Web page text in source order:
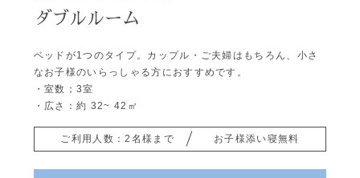
ダブルルーム
ベッドが1つのタイプ。カップル・ご夫婦はもちろん、小さ
なお子様のいらっしゃる方におすすめです。
・室数；3室
・広さ：約 32~ 42㎡
ご利用人数：2名様まで お子様添い寝無料